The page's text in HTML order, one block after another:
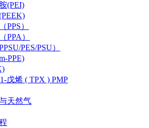
(PEI)
PPS）
PPA）
PES/PSU）
PPE)
戊烯 ( TPX ) PMP
天然气